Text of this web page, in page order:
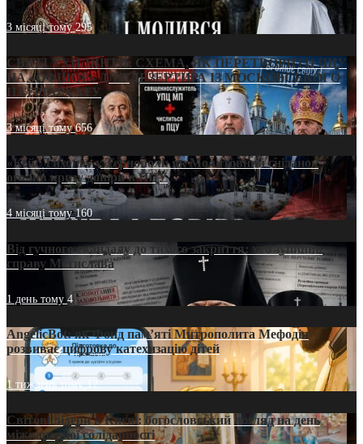
3 місяці тому295
СВЯТІ УХИЛЯНТИ: СХЕМА, ЯК ПЕРЕТВОРИТИ ПЦУ
НА «ОФШОР» ДЛЯ ДЕЗЕРТИРА ІЗ МОСКОВСЬКОГО
ПАТРІАРХАТУ
3 місяці тому656
«Кейс Тихона» у Тернополі: як Молитовний сніданок
оголив кризу довіри в ПЦУ
4 місяці тому160
Від гучного скандалу до тихого закриття: хто зупинив
справу Мстислава
1 день тому4
AngelicBot: як Фонд пам’яті Митрополита Мефодія
розвиває цифрову катехизацію дітей
1 тиждень тому12
Світові лідери в Києві: богословський погляд на день
міжнародної солідарності